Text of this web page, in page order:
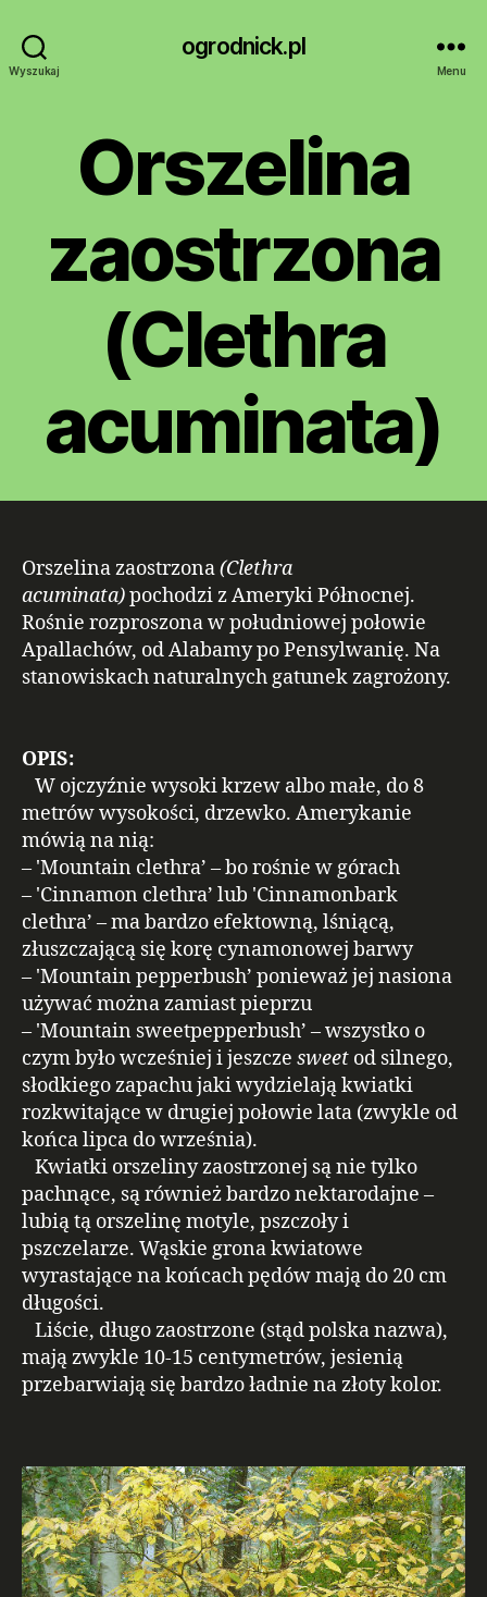
Wyszukaj
ogrodnick.pl
Menu
Orszelina
zaostrzona
(Clethra
acuminata)
Orszelina zaostrzona(Clethra
acuminata)pochodzi z Ameryki Północnej.
Rośnie rozproszona w południowej połowie
Apallachów, od Alabamy po Pensylwanię. Na
stanowiskach naturalnych gatunek zagrożony.
OPIS:
W ojczyźnie wysoki krzew albo małe, do 8
metrów wysokości, drzewko. Amerykanie
mówią na nią:
– 'Mountain clethra’ – bo rośnie w górach
– 'Cinnamon clethra’ lub 'Cinnamonbark
clethra’ – ma bardzo efektowną, lśniącą,
złuszczającą się korę cynamonowej barwy
– 'Mountain pepperbush’ ponieważ jej nasiona
używać można zamiast pieprzu
– 'Mountain sweetpepperbush’ – wszystko o
czym było wcześniej i jeszcze sweet od silnego,
słodkiego zapachu jaki wydzielają kwiatki
rozkwitające w drugiej połowie lata (zwykle od
końca lipca do września).
Kwiatki orszeliny zaostrzonej są nie tylko
pachnące, są również bardzo nektarodajne –
lubią tą orszelinę motyle, pszczoły i
pszczelarze. Wąskie grona kwiatowe
wyrastające na końcach pędów mają do 20 cm
długości.
Liście, długo zaostrzone (stąd polska nazwa),
mają zwykle 10-15 centymetrów, jesienią
przebarwiają się bardzo ładnie na złoty kolor.